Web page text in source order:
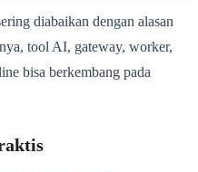
diabaikan dengan alasan
tool AI, gateway, worker,
bisa berkembang pada